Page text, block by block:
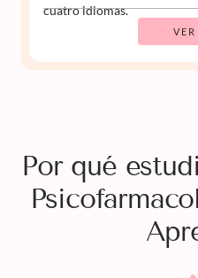
cuatro idiomas.
Por qué